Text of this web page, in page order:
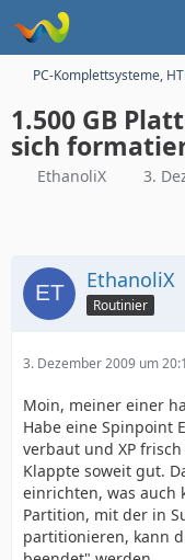
PC-Komplettsysteme,
1.500 GB
sich
EthanoliX 3.
EthanoliX
Routinier
3. Dezember 2009 um
Moin, meiner einer
Habe eine Spinpoint
verbaut und XP
Klappte soweit gut.
einrichten, was auch
Partition, mit der in
partitionieren, kann